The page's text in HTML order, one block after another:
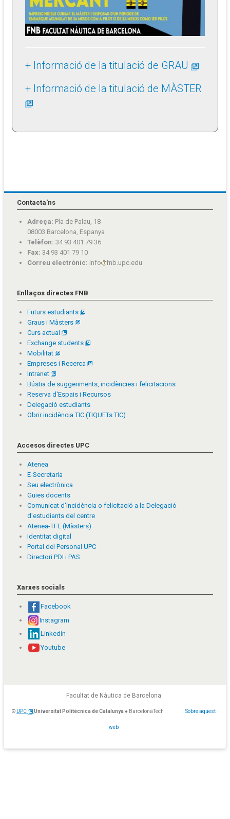
+ Informació de la titulació de GRAU
+ Informació de la titulació de MÀSTER
Contacta'ns
Adreça: Pla de Palau, 18
08003 Barcelona, Espanya
Telèfon: 34 93 401 79 36
Fax: 34 93 401 79 10
Correu electrònic: info fnb.upc.edu
Enllaços directes FNB
Futurs estudiants
Graus i Màsters
Curs actual
Exchange students
Mobilitat
Empreses i Recerca
Intranet
Bústia de suggeriments, incidències i felicitacions
Reserva d'Espais i Recursos
Delegació estudiants
Obrir incidència TIC (TIQUETs TIC)
Accesos directes UPC
Atenea
E-Secretaria
Seu electrònica
Guies docents
Comunicat d'incidència o felicitació a la Delegació
d'estudiants del centre
Atenea-TFE (Màsters)
Identitat digital
Portal del Personal UPC
Directori PDI i PAS
Xarxes socials
Facebook
Instagram
Linkedin
Youtube
Facultat de Nàutica de Barcelona
© UPC Universitat Politècnica de Catalunya ● BarcelonaTech Sobre aquest
web